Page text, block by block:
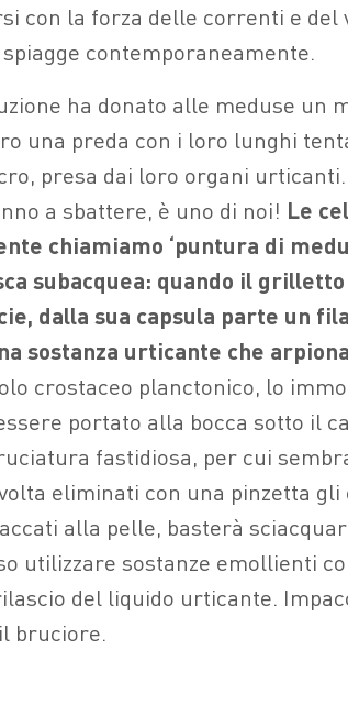
con la forza delle correnti e del
contemporaneamente.
ha donato alle meduse un
una preda con i loro lunghi
presa dai loro organi
a sbattere, è uno di noi! Le
chiamiamo ‘puntura di
subacquea: quando il
dalla sua capsula parte un
sostanza urticante che
crostaceo planctonico, lo
portato alla bocca sotto il
fastidiosa, per cui
eliminati con una pinzetta
alla pelle, basterà
utilizzare sostanze emollienti
del liquido urticante.
bruciore.